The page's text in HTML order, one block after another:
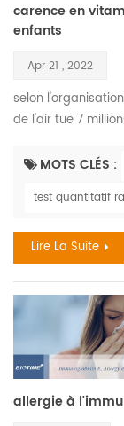
carence en
enfants
Apr 21 , 2022
selon
de l'air tue 7
ont été exposés
tard dans la vie.
la pollution de l'air
MOTS CLÉS :
test quantitatif
Lire La Suite
allergie à